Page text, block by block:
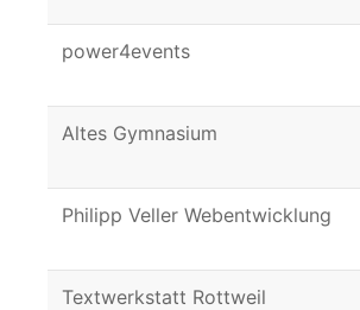
power4events
Altes Gymnasium
Philipp Veller Webentwicklung
Textwerkstatt Rottweil